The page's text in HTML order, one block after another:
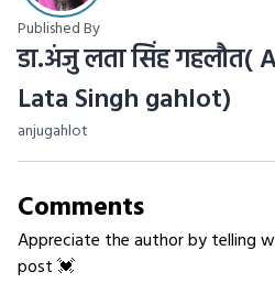
Published By
डा.अंजु लता सिंह गहलौत(
Lata Singh gahlot)
anjugahlot
Comments
Appreciate the author by telling
post 💓